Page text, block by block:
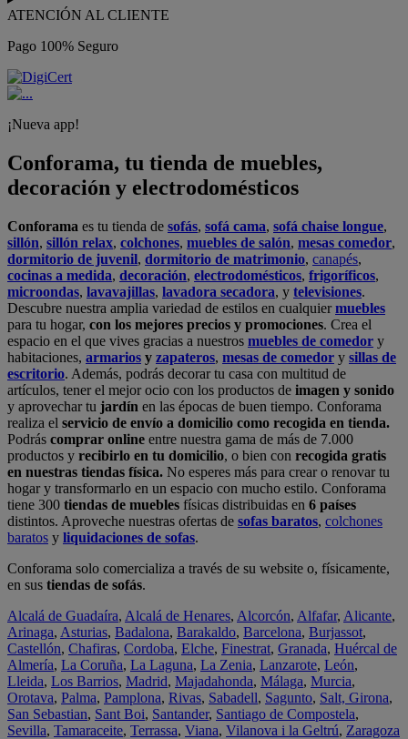
ATENCIÓN AL CLIENTE
Pago 100% Seguro
¡Nueva app!
Conforama, tu tienda de muebles,
decoración y electrodomésticos
Conforama es tu tienda de sofás, sofá cama, sofá chaise longue,
sillón, sillón relax, colchones, muebles de salón, mesas comedor,
dormitorio de juvenil, dormitorio de matrimonio, canapés,
cocinas a medida, decoración, electrodomésticos, frigoríficos,
microondas, lavavajillas, lavadora secadora, y televisiones.
Descubre nuestra amplia variedad de estilos en cualquiermuebles
para tu hogar, con los mejores precios y promociones. Crea el
espacio en el que vives gracias a nuestros muebles de comedor y
habitaciones, armarios y zapateros, mesas de comedor y sillas de
escritorio. Además, podrás decorar tu casa con multitud de
artículos, tener el mejor ocio con los productos de imagen y sonido
y aprovechar tu jardín en las épocas de buen tiempo. Conforama
realiza el servicio de envío a domicilio como recogida en tienda.
Podrás comprar online entre nuestra gama de más de 7.000
productos y recibirlo en tu domicilio, o bien con recogida gratis
en nuestras tiendas física. No esperes más para crear o renovar tu
hogar y transformarlo en un espacio con mucho estilo. Conforama
tiene 300 tiendas de muebles físicas distribuidas en 6 países
distintos. Aproveche nuestras ofertas de sofas baratos, colchones
baratos y liquidaciones de sofas.
Conforama solo comercializa a través de su website o, físicamente,
en sus tiendas de sofás.
Alcalá de Guadaíra, Alcalá de Henares, Alcorcón, Alfafar, Alicante,
Arinaga, Asturias, Badalona, Barakaldo, Barcelona, Burjassot,
Castellón, Chafiras, Cordoba, Elche, Finestrat, Granada, Huércal de
Almería, La Coruña, La Laguna, La Zenia, Lanzarote, León,
Lleida, Los Barrios, Madrid, Majadahonda, Málaga, Murcia,
Orotava, Palma, Pamplona, Rivas, Sabadell, Sagunto, Salt, Girona,
San Sebastian, Sant Boi, Santander, Santiago de Compostela,
Sevilla, Tamaraceite, Terrassa, Viana, Vilanova i la Geltrú, Zaragoza